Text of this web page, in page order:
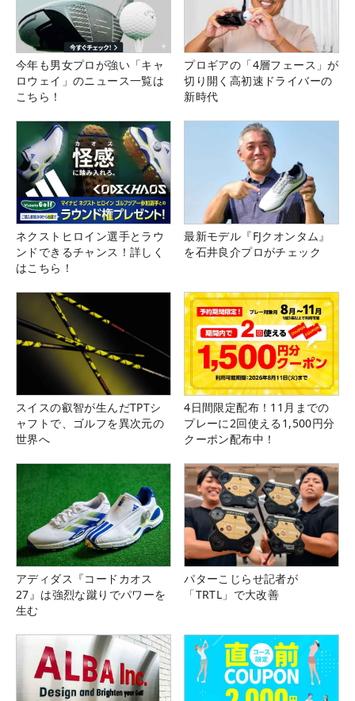
今年も男女プロが強い「キャ
ロウェイ」のニュース一覧は
こちら！
プロギアの「4層フェース」が
切り開く高初速ドライバーの
新時代
ネクストヒロイン選手とラウ
ンドできるチャンス！詳しく
はこちら！
最新モデル『FJクオンタム』
を石井良介プロがチェック
スイスの叡智が生んだTPTシ
ャフトで、ゴルフを異次元の
世界へ
4日間限定配布！11月までの
プレーに2回使える1,500円分
クーポン配布中！
アディダス『コードカオス
27』は強烈な蹴りでパワーを
生む
パターこじらせ記者が
「TRTL」で大改善